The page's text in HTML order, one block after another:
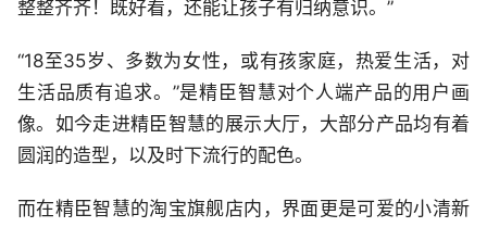
整整齐齐！既好看，还能让孩子有归纳意识。”
“18至35岁、多数为女性，或有孩家庭，热爱生活，对
生活品质有追求。”是精臣智慧对个人端产品的用户画
像。如今走进精臣智慧的展示大厅，大部分产品均有着
圆润的造型，以及时下流行的配色。
而在精臣智慧的淘宝旗舰店内，界面更是可爱的小清新